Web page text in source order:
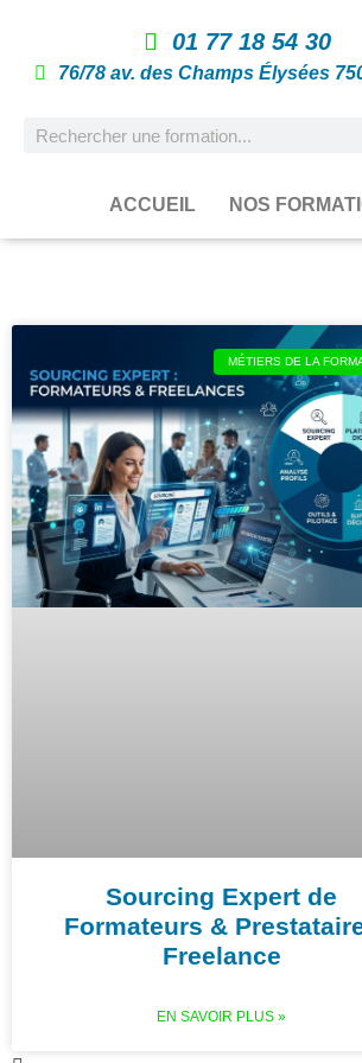
01 77 18 54 30
76/78 av. des Champs Élysées
ACCUEIL NOS
MÉTIERS DE LA
Sourcing Expert de
Formateurs &
Freelance
EN SAVOIR PLUS »